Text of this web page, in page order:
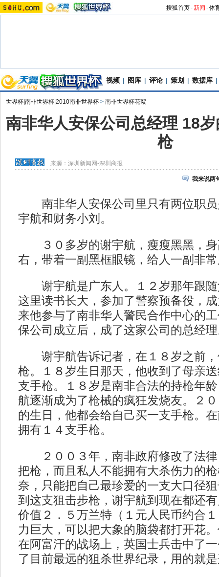
搜狐首页-新闻 -体
视频 | 图库 | 评论 | 策划 | 数据库 |
世界杯|南非世界杯|2010南非世界杯 > 南非世界杯花絮
南非华人安保公司总经理 18
枪
来源： 深圳新闻网-深圳商报
我来说两
南非华人安保公司里只有两位职员
宇航和财务小刘。
３０多岁的谢宇航，瘦瘦黑黑，身
右，带着一副黑框眼镜，给人一副非
谢宇航是广东人。１２岁那年跟随
这里读书长大，参加了警察预备役，
来他参与了南非华人警民合作中心的
保公司成立后，成了这家公司的总经
谢宇航告诉记者，在１８岁之前，
枪。１８岁生日那天，他收到了母亲
支手枪。１８岁是南非合法的持枪年
航逐渐成为了枪械的疯狂发烧友。２
的生日，他都会给自己买一支手枪。
拥有１４支手枪。
２００３年，南非政府修改了法律
把枪，而且私人不能拥有大杀伤力的
奈，只能把自己最珍爱的一支大口径
到这支狙击步枪，谢宇航到现在都还
价值２．５万兰特（１元人民币约合
力巨大，可以把大象的脑袋都打开花
在阿富汗的战场上，英国士兵击中了
了目前最远的狙杀世界纪录，用的就是